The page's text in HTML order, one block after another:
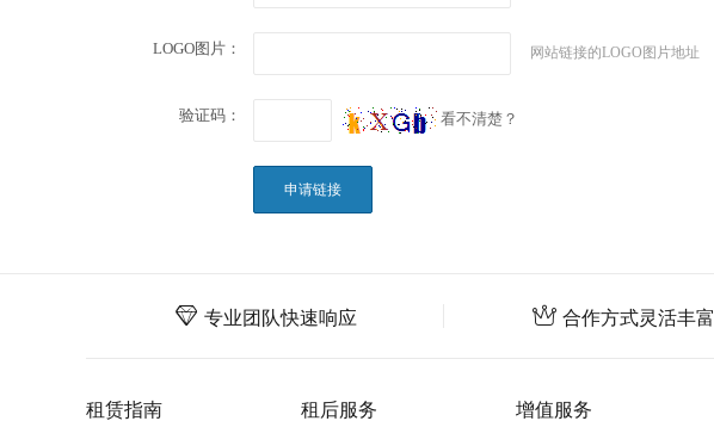
LOGO图片： 网站链接的LOGO图片地址
验证码： 看不清楚？
专业团队快速响应 合作方式灵活丰富
租赁指南 租后服务 增值服务